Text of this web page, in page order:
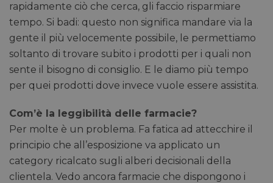
rapidamente ciò che cerca, gli faccio risparmiare
tempo. Si badi: questo non significa mandare via la
gente il più velocemente possibile, le permettiamo
soltanto di trovare subito i prodotti per i quali non
sente il bisogno di consiglio. E le diamo più tempo
per quei prodotti dove invece vuole essere assistita.
Com’è la leggibilità delle farmacie?
Per molte è un problema. Fa fatica ad attecchire il
principio che all’esposizione va applicato un
category ricalcato sugli alberi decisionali della
clientela. Vedo ancora farmacie che dispongono i